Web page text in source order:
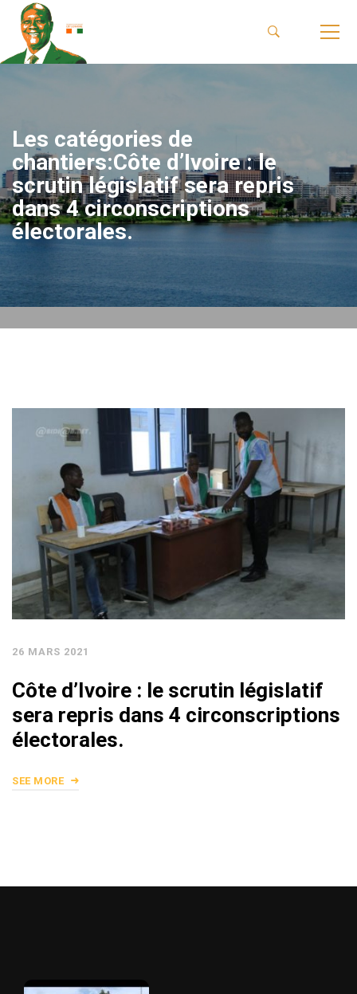
Les catégories de
chantiers:Côte d’Ivoire : le
scrutin législatif sera repris
dans 4 circonscriptions
électorales.
26 MARS 2021
Côte d’Ivoire : le scrutin législatif
sera repris dans 4 circonscriptions
électorales.
SEE MORE